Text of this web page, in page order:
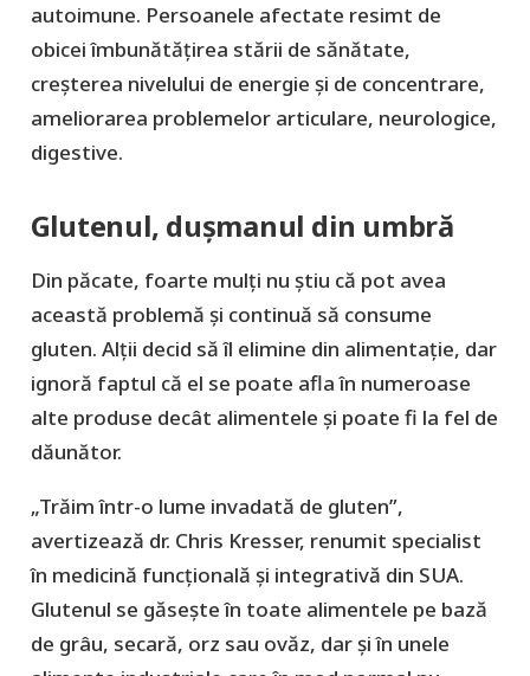
autoimune. Persoanele afectate resimt de
obicei îmbunătățirea stării de sănătate,
creșterea nivelului de energie și de concentrare,
ameliorarea problemelor articulare, neurologice,
digestive.
Glutenul, dușmanul din umbră
Din păcate, foarte mulți nu știu că pot avea
această problemă și continuă să consume
gluten. Alții decid să îl elimine din alimentație, dar
ignoră faptul că el se poate afla în numeroase
alte produse decât alimentele și poate fi la fel de
dăunător.
„Trăim într-o lume invadată de gluten”,
avertizează dr. Chris Kresser, renumit specialist
în medicină funcțională și integrativă din SUA.
Glutenul se găsește în toate alimentele pe bază
de grâu, secară, orz sau ovăz, dar și în unele